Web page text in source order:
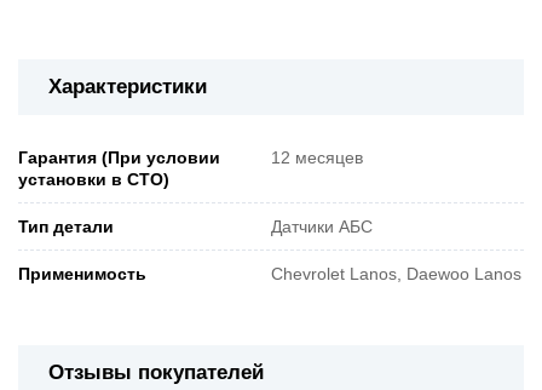
Характеристики
Гарантия (При условии
установки в СТО)
12 месяцев
Тип детали Датчики АБС
Применимость Chevrolet Lanos, Daewoo Lanos
Отзывы покупателей